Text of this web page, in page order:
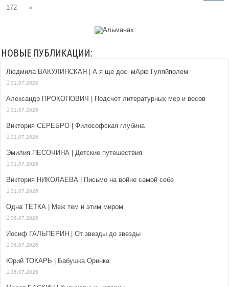
172
»
НОВЫЕ ПУБЛИКАЦИИ:
Людмила ВАКУЛИНСКАЯ | А я ще досі мАрю Гуляйполем
31.07.2026
Александр ПРОКОПОВИЧ | Подсчет литературных мер и весов
31.07.2026
Виктория СЕРЕБРО | Философская глубина
31.07.2026
Эмилия ПЕСОЧИНА | Детские путешествия
31.07.2026
Виктория НИКОЛАЕВА | Письмо на войне самой себе
31.07.2026
Одна ТЕТКА | Меж тем и этим миром
06.07.2026
Иосиф ГАЛЬПЕРИН | От звезды до звезды
06.07.2026
Юрий ТОКАРЬ | Бабушка Оринка
06.07.2026